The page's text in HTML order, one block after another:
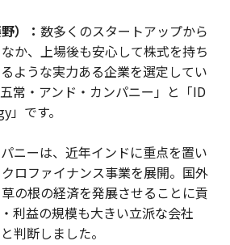
）： 数多くのスタートアップから
か、上場後も安心して株式を持ち
ような実力ある企業を選定してい
常・アンド・カンパニー」と「ID
」です。
ニーは、近年インドに重点を置い
ロファイナンス事業を展開。国外
の根の経済を発展させることに貢
利益の規模も大きい立派な会社
判断しました。